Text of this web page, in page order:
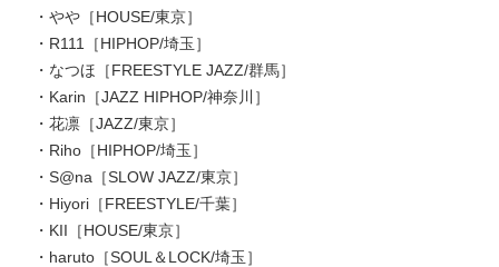
・やや［HOUSE/東京］
・R111［HIPHOP/埼玉］
・なつほ［FREESTYLE JAZZ/群馬］
・Karin［JAZZ HIPHOP/神奈川］
・花凛［JAZZ/東京］
・Riho［HIPHOP/埼玉］
・S@na［SLOW JAZZ/東京］
・Hiyori［FREESTYLE/千葉］
・KII［HOUSE/東京］
・haruto［SOUL＆LOCK/埼玉］